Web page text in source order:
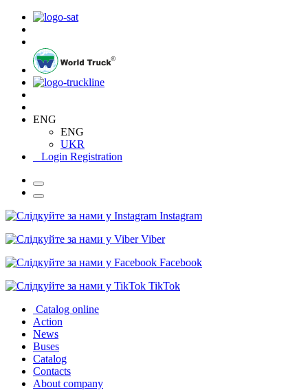
ENG
ENG
UKR
Login Registration
Instagram
Viber
Facebook
TikTok
Catalog online
Action
News
Buses
Catalog
Contacts
About company